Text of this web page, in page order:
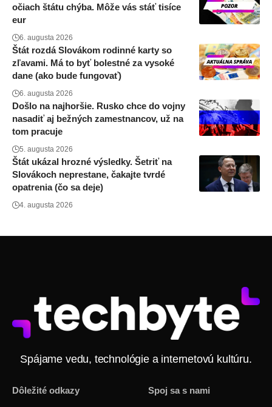
očiach štátu chýba. Môže vás stáť tisíce
eur
6. augusta 2026
Štát rozdá Slovákom rodinné karty so
zľavami. Má to byť bolestné za vysoké
dane (ako bude fungovať)
6. augusta 2026
Došlo na najhoršie. Rusko chce do vojny
nasadiť aj bežných zamestnancov, už na
tom pracuje
5. augusta 2026
Štát ukázal hrozné výsledky. Šetriť na
Slovákoch neprestane, čakajte tvrdé
opatrenia (čo sa deje)
4. augusta 2026
Spájame vedu, technológie a internetovú kultúru.
Dôležité odkazy Spoj sa s nami